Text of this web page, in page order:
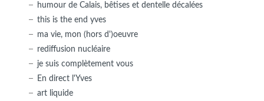
humour de Calais, bêtises et dentelle décalées
this is the end yves
ma vie, mon (hors d')oeuvre
rediffusion nucléaire
je suis complètement vous
En direct l'Yves
art liquide